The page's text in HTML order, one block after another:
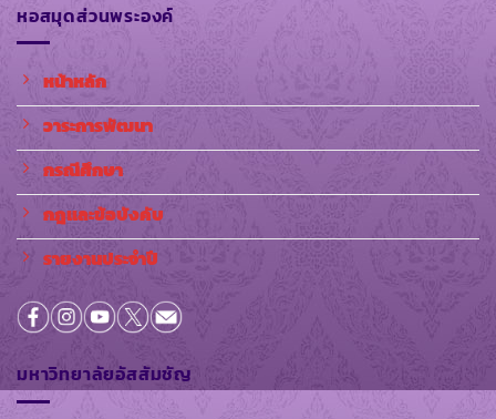
หอสมุดส่วนพระองค์
หน้าหลัก
วาระการพัฒนา
กรณีศึกษา
กฎและข้อบังคับ
รายงานประจำปี
มหาวิทยาลัยอัสสัมชัญ